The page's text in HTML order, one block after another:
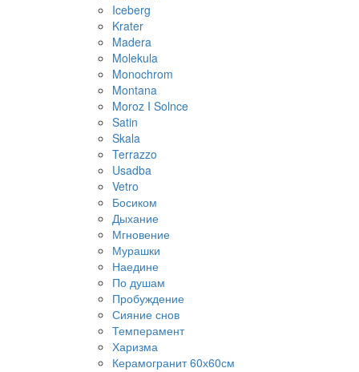
Iceberg
Krater
Madera
Molekula
Monochrom
Montana
Moroz I Solnce
Satin
Skala
Terrazzo
Usadba
Vetro
Босиком
Дыхание
Мгновение
Мурашки
Наедине
По душам
Пробуждение
Сияние снов
Темперамент
Харизма
Керамогранит 60х60см